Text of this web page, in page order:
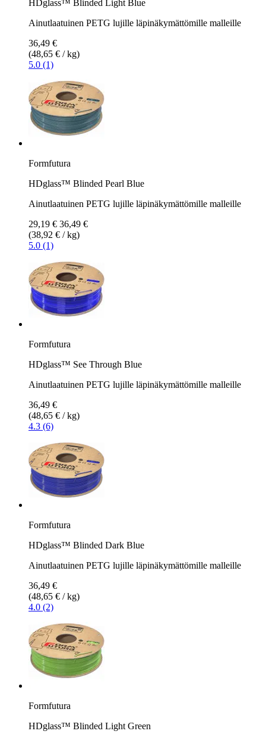
HDglass™ Blinded Light Blue
Ainutlaatuinen PETG lujille läpinäkymättömille malleille
36,49 €
(48,65 € / kg)
5.0 (1)
Formfutura
HDglass™ Blinded Pearl Blue
Ainutlaatuinen PETG lujille läpinäkymättömille malleille
29,19 € 36,49 €
(38,92 € / kg)
5.0 (1)
Formfutura
HDglass™ See Through Blue
Ainutlaatuinen PETG lujille läpinäkymättömille malleille
36,49 €
(48,65 € / kg)
4.3 (6)
Formfutura
HDglass™ Blinded Dark Blue
Ainutlaatuinen PETG lujille läpinäkymättömille malleille
36,49 €
(48,65 € / kg)
4.0 (2)
Formfutura
HDglass™ Blinded Light Green